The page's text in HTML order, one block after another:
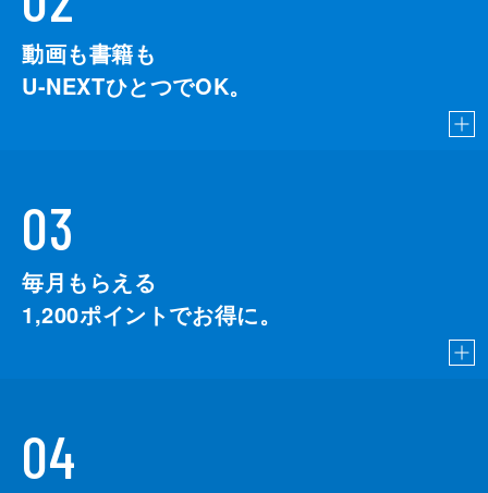
動画も書籍も
U-NEXTひとつでOK。
03
毎月もらえる
1,200ポイントでお得に。
04